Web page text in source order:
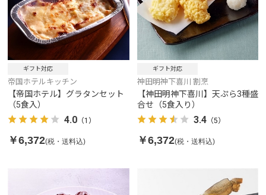
ギフト対応
帝国ホテルキッチン
【帝国ホテル】グラタンセット
（5食入）
4.0 （1）
￥6,372(税・送料込)
ギフト対応
神田明神下喜川 割烹
【神田明神下喜川】天ぷら3種盛
合せ（5食入り）
3.4（5）
￥6,372(税・送料込)